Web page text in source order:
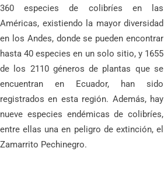
360 especies de colibríes en las
Américas, existiendo la mayor diversidad
en los Andes, donde se pueden encontrar
hasta 40 especies en un solo sitio, y 1655
de los 2110 géneros de plantas que se
encuentran en Ecuador, han sido
registrados en esta región. Además, hay
nueve especies endémicas de colibríes,
entre ellas una en peligro de extinción, el
Zamarrito Pechinegro.